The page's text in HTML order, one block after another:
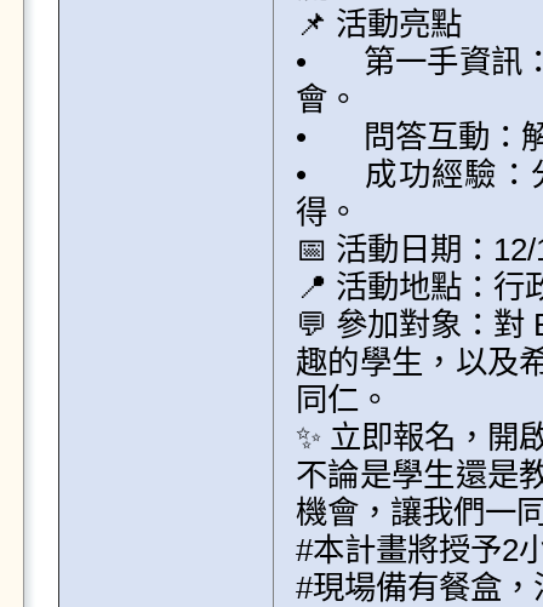
📌 活動亮點
•	第一手資訊：全面了解 Erasmus+ 計畫的申請流程與機
會。
•	問答互動：解答學生與老師在申請過程中的所有疑問。
•	成功經驗：分享曾經參與該計畫師生的實際案例與心
得。
📅 活動日期：
📍 活動地點：行
💬 參加對象：對
趣的學生，以及
同仁。
✨ 立即報名，開
不論是學生還是
機會，讓我們一
#本計畫將授予2
#現場備有餐盒